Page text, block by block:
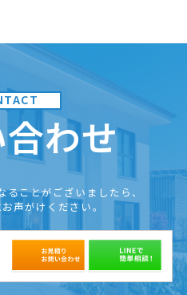
わせ
ことがございましたら、
声がけください。